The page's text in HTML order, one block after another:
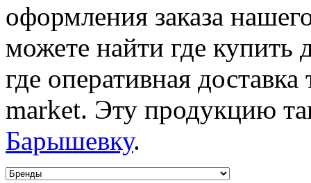
оформления заказа
можете найти где
где оперативная
market. Эту продукцию
Барышевку.